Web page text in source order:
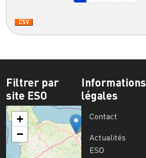
Filtrer par
site ESO
+
−
Informations
légales
Contact
Actualités
ESO